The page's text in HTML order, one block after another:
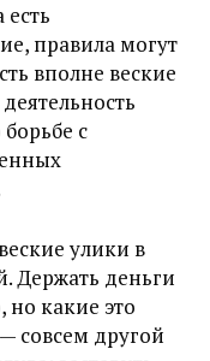
правила могут
вполне веские
с
улики в
Держать деньги
какие это
совсем другой